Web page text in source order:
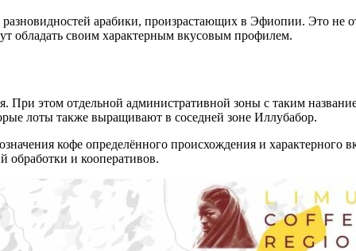
арабики, произрастающих в Эфиопии. Это не
обладать своим характерным вкусовым профилем.
этом отдельной административной зоны с таким
лоты также выращивают в соседней зоне Иллубабор.
кофе определённого происхождения и характерного
обработки и кооперативов.